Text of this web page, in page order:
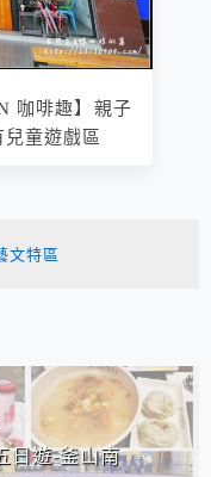
咖啡趣】親子
童遊戲區
文特區
日遊-釜山南